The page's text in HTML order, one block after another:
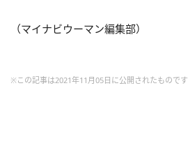
（マイナビウーマン編集部）
※この記事は2021年11月05日に公開されたものです